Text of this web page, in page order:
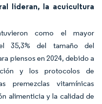
lideran, la acuicultura
como el mayor
35,3% del tamaño del
piensos en 2024, debido a
y los protocolos de
premezclas vitamínicas
alimenticia y la calidad de